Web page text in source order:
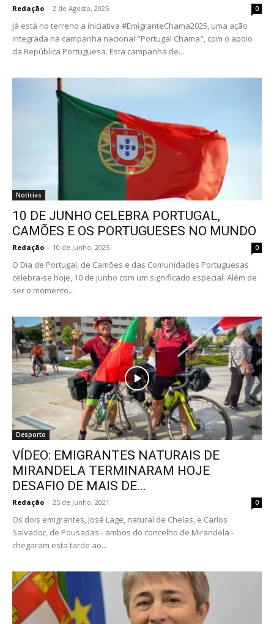
Redação - 2 de Agosto, 2025 0
Já está no terreno a iniciativa #EmigranteChama2025, uma ação
integrada na campanha nacional "Portugal Chama", com o apoio
da República Portuguesa. Esta campanha de...
Notícias
10 DE JUNHO CELEBRA PORTUGAL,
CAMÕES E OS PORTUGUESES NO MUNDO
Redação - 10 de Junho, 2025 0
O Dia de Portugal, de Camões e das Comunidades Portuguesas
celebra-se hoje, 10 de junho com um significado especial. Além de
ser o momento...
Desporto
VÍDEO: EMIGRANTES NATURAIS DE
MIRANDELA TERMINARAM HOJE
DESAFIO DE MAIS DE...
Redação - 25 de Junho, 2021 0
Os dois emigrantes, José Lage, natural de Chelas, e Carlos
Salvador, de Pousadas - ambos do concelho de Mirandela -
chegaram esta tarde ao...